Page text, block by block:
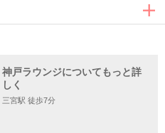
神戸ラウンジについてもっと詳
しく
三宮駅 徒歩7分